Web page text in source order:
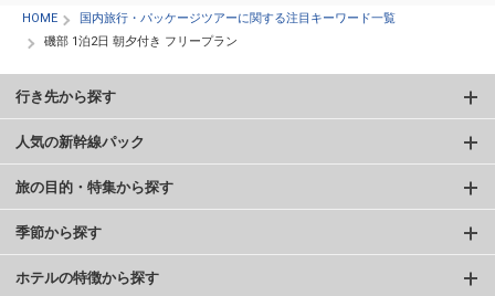
HOME
国内旅行・パッケージツアーに関する注目キーワード一覧
磯部 1泊2日 朝夕付き フリープラン
行き先から探す
人気の新幹線パック
旅の目的・特集から探す
季節から探す
ホテルの特徴から探す